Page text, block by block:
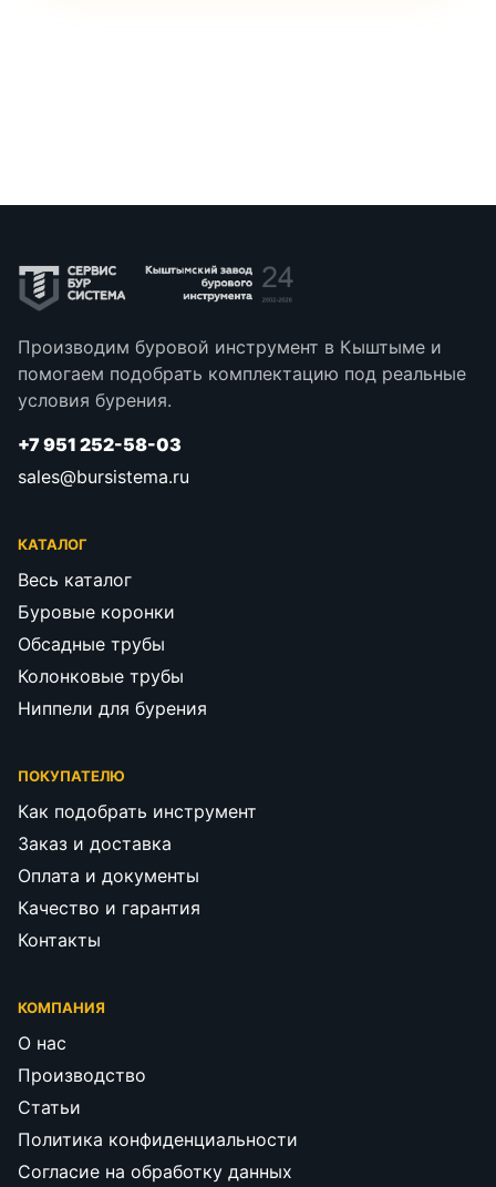
Производим буровой инструмент в Кыштыме и
помогаем подобрать комплектацию под реальные
условия бурения.
+7 951 252-58-03
sales@bursistema.ru
КАТАЛОГ
Весь каталог
Буровые коронки
Обсадные трубы
Колонковые трубы
Ниппели для бурения
ПОКУПАТЕЛЮ
Как подобрать инструмент
Заказ и доставка
Оплата и документы
Качество и гарантия
Контакты
КОМПАНИЯ
О нас
Производство
Статьи
Политика конфиденциальности
Согласие на обработку данных